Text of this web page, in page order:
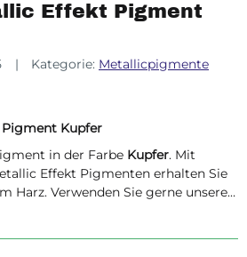
Effekt Pigment
Kategorie: Metallicpigmente
Pigment Kupfer
in der Farbe Kupfer. Mit
Effekt Pigmenten erhalten Sie
Harz. Verwenden Sie gerne unsere
für unsere Harzsysteme.